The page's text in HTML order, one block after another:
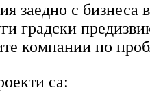
заедно с
градски
компании по
са: